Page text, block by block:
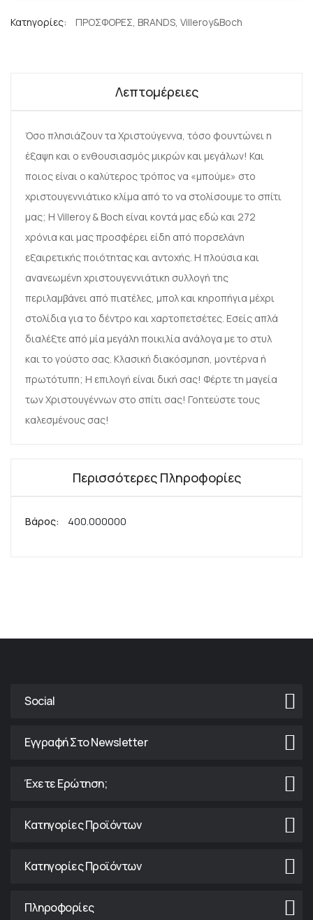
Κατηγορίες: ΠΡΟΣΦΟΡΕΣ, BRANDS, Villeroy&Boch
Λεπτομέρειες
Όσο πλησιάζουν τα Χριστούγεννα, τόσο φουντώνει η
έξαψη και ο ενθουσιασμός μικρών και μεγάλων! Και
ποιος είναι ο καλύτερος τρόπος να «μπούμε» στο
χριστουγεννιάτικο κλίμα από το να στολίσουμε το σπίτι
μας; Η Villeroy & Boch είναι κοντά μας εδώ και 272
χρόνια και μας προσφέρει είδη από πορσελάνη
εξαιρετικής ποιότητας και αντοχής. Η πλούσια και
ανανεωμένη χριστουγεννιάτικη συλλογή της
περιλαμβάνει από πιατέλες, μπολ και κηροπήγια μέχρι
στολίδια για το δέντρο και χαρτοπετσέτες. Εσείς απλά
διαλέξτε από μία μεγάλη ποικιλία ανάλογα με το στυλ
και το γούστο σας. Κλασική διακόσμηση, μοντέρνα ή
πρωτότυπη; Η επιλογή είναι δική σας! Φέρτε τη μαγεία
των Χριστουγέννων στο σπίτι σας! Γοητεύστε τους
καλεσμένους σας!
Περισσότερες Πληροφορίες
Περισσότερες400.000000
Social
Εγγραφή Στο Newsletter
Έχετε Ερώτηση;
Κατηγορίες Προϊόντων
Κατηγορίες Προϊόντων
Πληροφορίες